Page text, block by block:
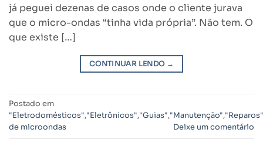
já peguei dezenas de casos onde o cliente jurava
que o micro-ondas “tinha vida própria”. Não tem. O
que existe […]
CONTINUAR LENDO →
Postado em
"Eletrodomésticos","Eletrônicos","Guias","Manutenção","Reparos"
de microondas
Deixe um comentário